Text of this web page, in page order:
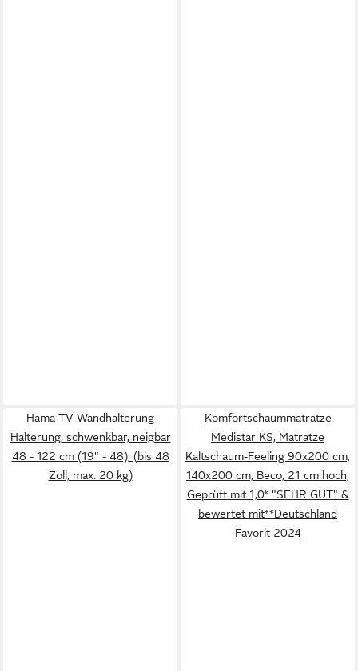
Hama TV-Wandhalterung
Halterung, schwenkbar, neigbar
48 - 122 cm (19" - 48), (bis 48
Zoll, max. 20 kg)
Komfortschaummatratze
Medistar KS, Matratze
Kaltschaum-Feeling 90x200 cm,
140x200 cm, Beco, 21 cm hoch,
Geprüft mit 1,0* "SEHR GUT" &
bewertet mit**Deutschland
Favorit 2024